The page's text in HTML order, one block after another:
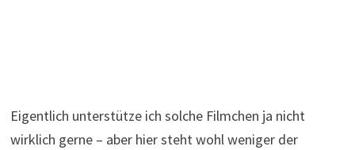
Eigentlich unterstütze ich solche Filmchen ja nicht
wirklich gerne – aber hier steht wohl weniger der